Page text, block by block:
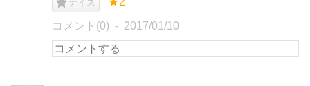
ナイス
コメント(0) 2017/01/10